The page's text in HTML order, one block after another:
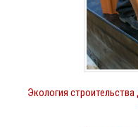
Экология